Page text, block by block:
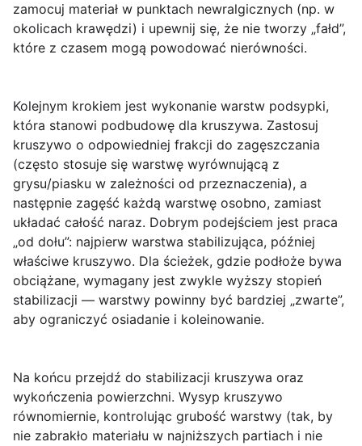
zamocuj materiał w punktach newralgicznych (np. w
okolicach krawędzi) i upewnij się, że nie tworzy „fałd”,
które z czasem mogą powodować nierówności.
Kolejnym krokiem jest wykonanie warstw podsypki,
która stanowi podbudowę dla kruszywa. Zastosuj
kruszywo o odpowiedniej frakcji do zagęszczania
(często stosuje się warstwę wyrównującą z
grysu/piasku w zależności od przeznaczenia), a
następnie zagęść każdą warstwę osobno, zamiast
układać całość naraz. Dobrym podejściem jest praca
„od dołu”: najpierw warstwa stabilizująca, później
właściwe kruszywo. Dla ścieżek, gdzie podłoże bywa
obciążane, wymagany jest zwykle wyższy stopień
stabilizacji — warstwy powinny być bardziej „zwarte”,
aby ograniczyć osiadanie i koleinowanie.
Na końcu przejdź do stabilizacji kruszywa oraz
wykończenia powierzchni. Wysyp kruszywo
równomiernie, kontrolując grubość warstwy (tak, by
nie zabrakło materiału w najniższych partiach i nie